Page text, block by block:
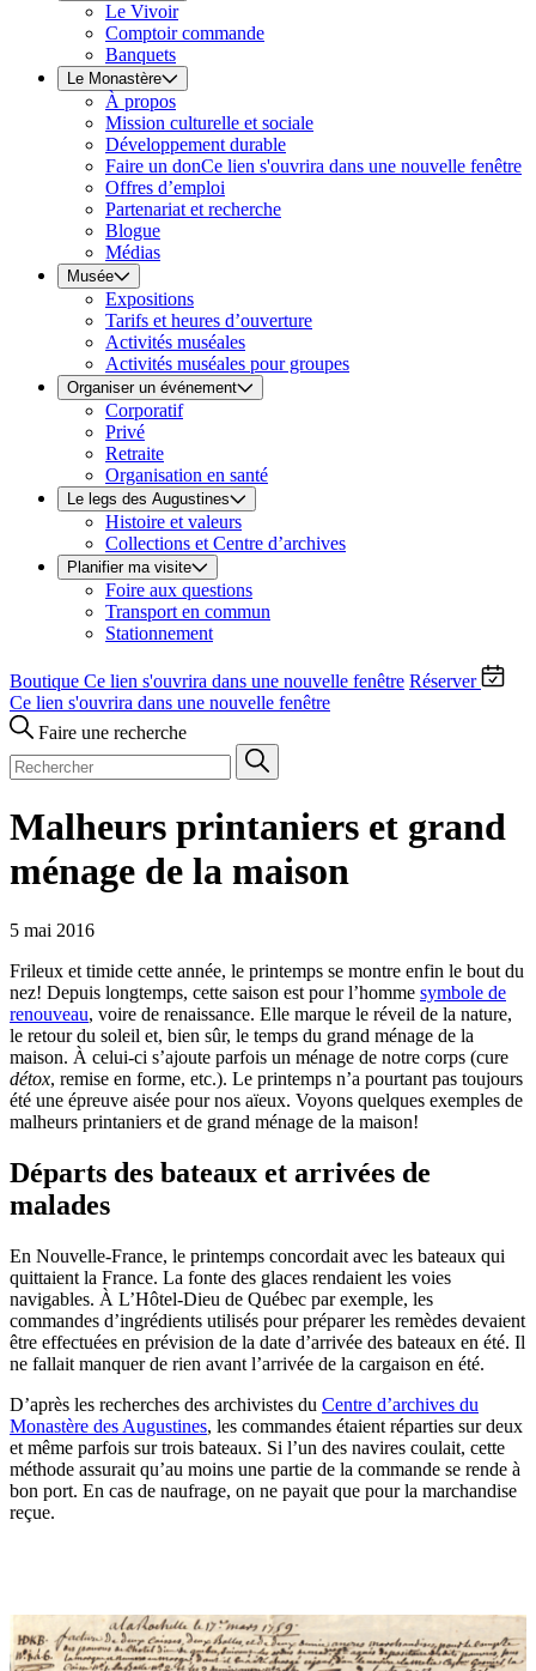
Le Vivoir
Comptoir commande
Banquets
Le Monastère
À propos
Mission culturelle et sociale
Développement durable
Faire un donCe lien s'ouvrira dans une nouvelle fenêtre
Offres d’emploi
Partenariat et recherche
Blogue
Médias
Musée
Expositions
Tarifs et heures d’ouverture
Activités muséales
Activités muséales pour groupes
Organiser un événement
Corporatif
Privé
Retraite
Organisation en santé
Le legs des Augustines
Histoire et valeurs
Collections et Centre d’archives
Planifier ma visite
Foire aux questions
Transport en commun
Stationnement
Boutique Ce lien s'ouvrira dans une nouvelle fenêtre Réserver
Ce lien s'ouvrira dans une nouvelle fenêtre
Faire une recherche
Malheurs printaniers et grand
ménage de la maison
5 mai 2016
Frileux et timide cette année, le printemps se montre enfin le bout du
nez! Depuis longtemps, cette saison est pour l’homme symbole de
renouveau, voire de renaissance. Elle marque le réveil de la nature,
le retour du soleil et, bien sûr, le temps du grand ménage de la
maison. À celui-ci s’ajoute parfois un ménage de notre corps (cure
détox, remise en forme, etc.). Le printemps n’a pourtant pas toujours
été une épreuve aisée pour nos aïeux. Voyons quelques exemples de
malheurs printaniers et de grand ménage de la maison!
Départs des bateaux et arrivées de
malades
En Nouvelle-France, le printemps concordait avec les bateaux qui
quittaient la France. La fonte des glaces rendaient les voies
navigables. À L’Hôtel-Dieu de Québec par exemple, les
commandes d’ingrédients utilisés pour préparer les remèdes devaient
être effectuées en prévision de la date d’arrivée des bateaux en été. Il
ne fallait manquer de rien avant l’arrivée de la cargaison en été.
D’après les recherches des archivistes du Centre d’archives du
Monastère des Augustines, les commandes étaient réparties sur deux
et même parfois sur trois bateaux. Si l’un des navires coulait, cette
méthode assurait qu’au moins une partie de la commande se rende à
bon port. En cas de naufrage, on ne payait que pour la marchandise
reçue.